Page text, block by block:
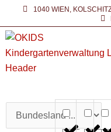
springen
1040 WIEN,